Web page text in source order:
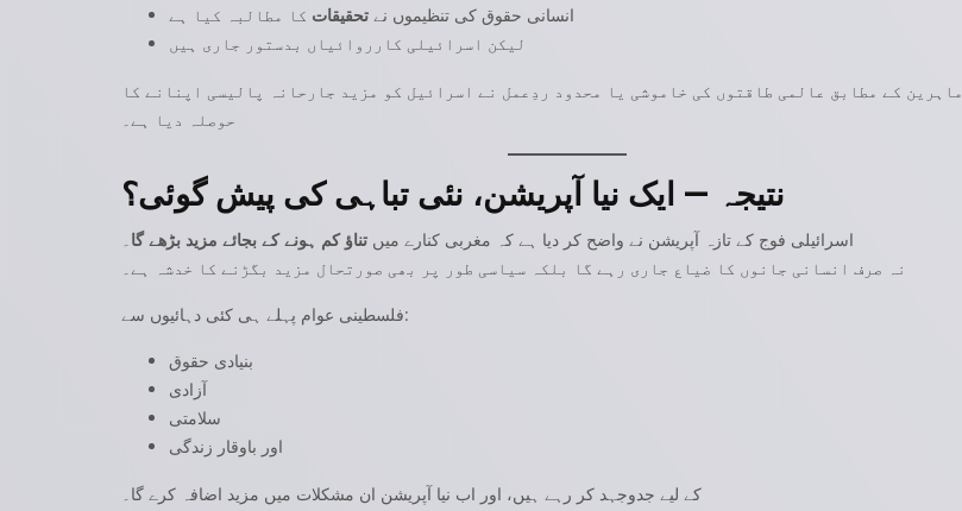
انسانی حقوق کی تنظیموں نے تحقیقات کا مطالبہ کیا ہے
لیکن اسرائیلی کارروائیاں بدستور جاری ہیں
ماہرین کے مطابق عالمی طاقتوں کی خاموشی یا محدود ردِعمل نے اسرائیل کو مزید جارحانہ پالیسی اپنانے کا
حوصلہ دیا ہے۔
نتیجہ — ایک نیا آپریشن، نئی تباہی کی پیش گوئی؟
اسرائیلی فوج کے تازہ آپریشن نے واضح کر دیا ہے کہ مغربی کنارے میں تناؤ کم ہونے کے بجائے مزید بڑھے گا۔
نہ صرف انسانی جانوں کا ضیاع جاری رہے گا بلکہ سیاسی طور پر بھی صورتحال مزید بگڑنے کا خدشہ ہے۔
فلسطینی عوام پہلے ہی کئی دہائیوں سے:
بنیادی حقوق
آزادی
سلامتی
اور باوقار زندگی
کے لیے جدوجہد کر رہے ہیں، اور اب نیا آپریشن ان مشکلات میں مزید اضافہ کرے گا۔